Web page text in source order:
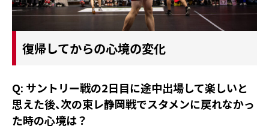
復帰してからの心境の変化
Q: サントリー戦の2日目に途中出場して楽しいと
思えた後、次の東レ静岡戦でスタメンに戻れなかっ
た時の心境は？